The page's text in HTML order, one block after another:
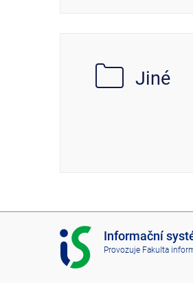
Jiné
I
S
V
Informační
Provozuje Fakulta